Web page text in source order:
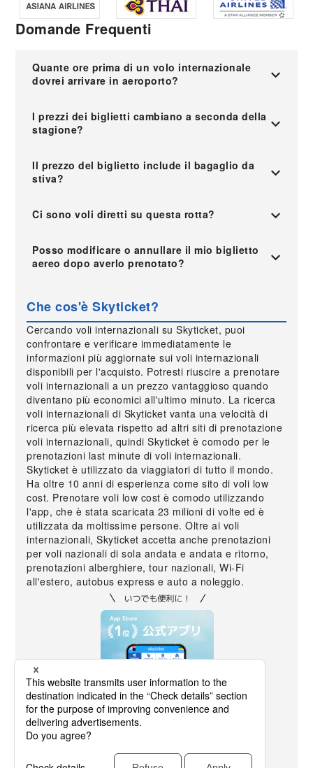
Domande Frequenti
Quante ore prima di un volo internazionale
dovrei arrivare in aeroporto?
I prezzi dei biglietti cambiano a seconda della
stagione?
Il prezzo del biglietto include il bagaglio da
stiva?
Ci sono voli diretti su questa rotta?
Posso modificare o annullare il mio biglietto
aereo dopo averlo prenotato?
Che cos'è Skyticket?
Cercando voli internazionali su Skyticket, puoi
confrontare e verificare immediatamente le
informazioni più aggiornate sui voli internazionali
disponibili per l'acquisto. Potresti riuscire a prenotare
voli internazionali a un prezzo vantaggioso quando
diventano più economici all'ultimo minuto. La ricerca
voli internazionali di Skyticket vanta una velocità di
ricerca più elevata rispetto ad altri siti di prenotazione
voli internazionali, quindi Skyticket è comodo per le
prenotazioni last minute di voli internazionali.
Skyticket è utilizzato da viaggiatori di tutto il mondo.
Ha oltre 10 anni di esperienza come sito di voli low
cost. Prenotare voli low cost è comodo utilizzando
l'app, che è stata scaricata 23 milioni di volte ed è
utilizzata da moltissime persone. Oltre ai voli
internazionali, Skyticket accetta anche prenotazioni
per voli nazionali di sola andata e andata e ritorno,
prenotazioni alberghiere, tour nazionali, Wi-Fi
all'estero, autobus express e auto a noleggio.